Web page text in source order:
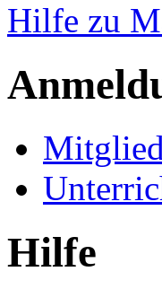
Hilfe zu
Hilfe